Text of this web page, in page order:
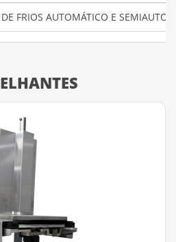
DE FRIOS AUTOMÁTICO E